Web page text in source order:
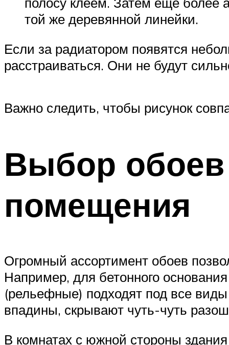
той же деревянной линейки.
Если за радиатором появятся
расстраиваться. Они не будут
Важно следить, чтобы рисунок
Выбор обоев
помещения
Огромный ассортимент обоев
Например, для бетонного
(рельефные) подходят под все
впадины, скрывают чуть-чуть
В комнатах с южной стороны